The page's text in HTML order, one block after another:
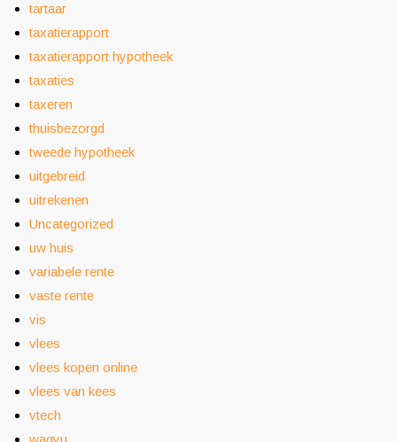
tartaar
taxatierapport
taxatierapport hypotheek
taxaties
taxeren
thuisbezorgd
tweede hypotheek
uitgebreid
uitrekenen
Uncategorized
uw huis
variabele rente
vaste rente
vis
vlees
vlees kopen online
vlees van kees
vtech
wagyu